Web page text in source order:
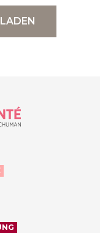
ma santé, by